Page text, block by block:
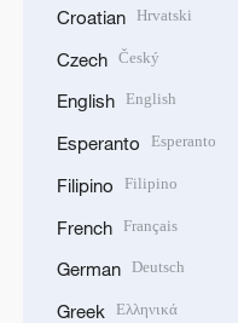
Croatian Hrvatski
Czech Český
English English
Esperanto Esperanto
Filipino Filipino
French Français
German Deutsch
Greek Ελληνικά